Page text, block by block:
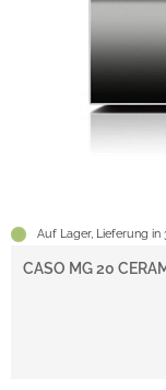
Auf Lager, Lieferung
CASO MG 20